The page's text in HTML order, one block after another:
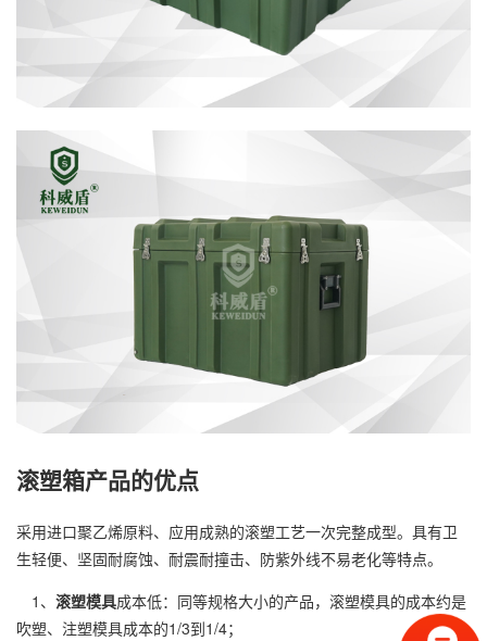
滚塑箱产品的优点
采用进口聚乙烯原料、应用成熟的滚塑工艺一次完整成型。具有卫
生轻便、坚固耐腐蚀、耐震耐撞击、防紫外线不易老化等特点。
1、 滚塑模具成本低：同等规格大小的产品，滚塑模具的成本约是
吹塑、注塑模具成本的1/3到1/4；